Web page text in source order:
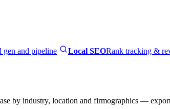
gen and pipeline Local SEORank tracking &
by industry, location and firmographics —